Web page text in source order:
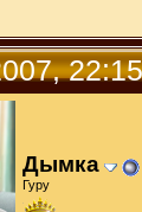
22:15
Дымка
Гуру